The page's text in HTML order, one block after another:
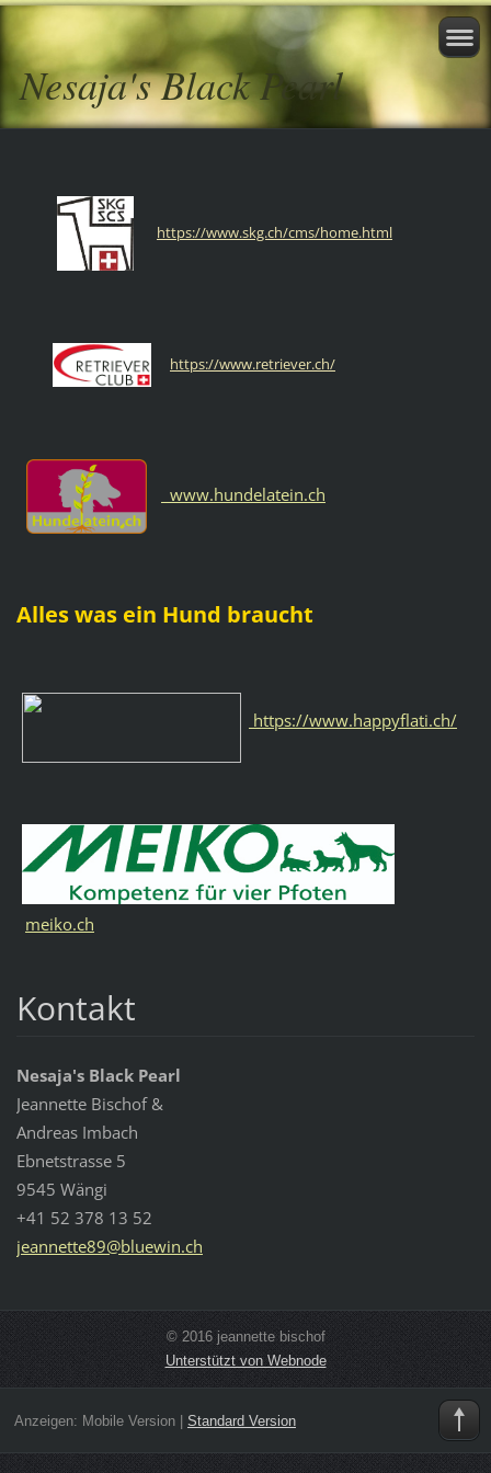
Nesaja's Black Pearl
https://www.skg.ch/cms/home.html
https://www.retriever.ch/
www.hundelatein.ch
Alles was ein Hund braucht
https://www.happyflati.ch/
meiko.ch
Kontakt
Nesaja's Black Pearl
Jeannette Bischof &
Andreas Imbach
Ebnetstrasse 5
9545 Wängi
+41 52 378 13 52
jeannette89@bluewin.ch
© 2016 jeannette bischof
Unterstützt von Webnode
Anzeigen: Mobile Version| Standard Version